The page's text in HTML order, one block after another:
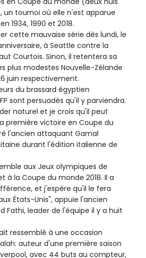
tournoi où elle n'est apparue
1934, 1990 et 2018.
cette mauvaise série dès lundi, le
à Seattle contre la
Courtois. Sinon, il retentera sa
plus modestes Nouvelle-Zélande
juin respectivement.
du brassard égyptien
sont persuadés qu'il y parviendra.
naturel et je crois qu'il peut
première victoire en Coupe du
l'ancien attaquant Gamal
durant l'édition italienne de
aux Jeux olympiques de
à la Coupe du monde 2018. Il a
et j'espère qu'il le fera
États-Unis", appuie l'ancien
Fathi, leader de l'équipe il y a huit
ressemblé à une occasion
auteur d'une première saison
avec 44 buts au compteur,